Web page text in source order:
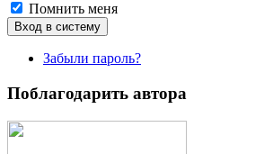
Помнить меня
Забыли пароль?
Поблагодарить автора